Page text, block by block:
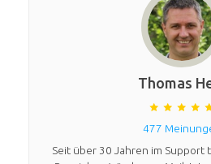
Thomas
477
Seit über 30 Jahren im Support